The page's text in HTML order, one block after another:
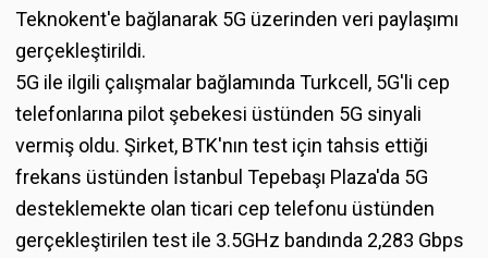
Teknokent'e bağlanarak 5G üzerinden veri paylaşımı
gerçekleştirildi.
5G ile ilgili çalışmalar bağlamında Turkcell, 5G'li cep
telefonlarına pilot şebekesi üstünden 5G sinyali
vermiş oldu. Şirket, BTK'nın test için tahsis ettiği
frekans üstünden İstanbul Tepebaşı Plaza'da 5G
desteklemekte olan ticari cep telefonu üstünden
gerçekleştirilen test ile 3.5GHz bandında 2,283 Gbps